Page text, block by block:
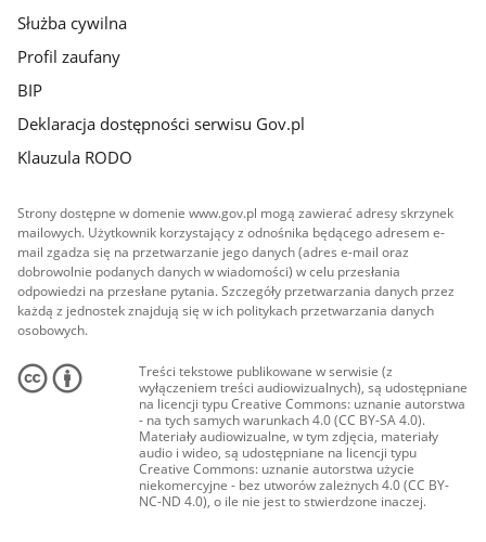
Służba cywilna
Profil zaufany
BIP
Deklaracja dostępności serwisu Gov.pl
Klauzula RODO
Strony dostępne w domenie www.gov.pl mogą zawierać adresy skrzynek
mailowych. Użytkownik korzystający z odnośnika będącego adresem e-
mail zgadza się na przetwarzanie jego danych (adres e-mail oraz
dobrowolnie podanych danych w wiadomości) w celu przesłania
odpowiedzi na przesłane pytania. Szczegóły przetwarzania danych przez
każdą z jednostek znajdują się w ich politykach przetwarzania danych
osobowych.
Treści tekstowe publikowane w serwisie (z
wyłączeniem treści audiowizualnych), są udostępniane
na licencji typu Creative Commons: uznanie autorstwa
- na tych samych warunkach 4.0 (CC BY-SA 4.0).
Materiały audiowizualne, w tym zdjęcia, materiały
audio i wideo, są udostępniane na licencji typu
Creative Commons: uznanie autorstwa użycie
niekomercyjne - bez utworów zależnych 4.0 (CC BY-
NC-ND 4.0), o ile nie jest to stwierdzone inaczej.